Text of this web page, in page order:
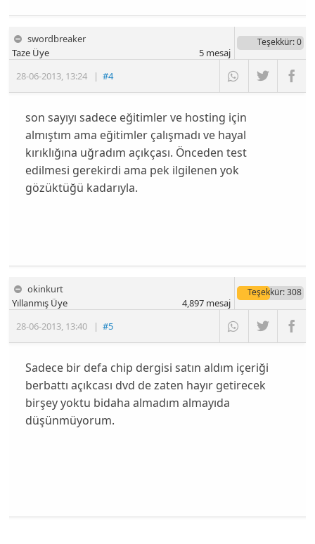
swordbreaker
28-06-2013, 13:24 |#4
Taze Üye
Teşekkür: 0
5mesaj
son sayıyı sadece eğitimler ve hosting için
almıştım ama eğitimler çalışmadı ve hayal
kırıklığına uğradım açıkçası. Önceden test
edilmesi gerekirdi ama pek ilgilenen yok
gözüktüğü kadarıyla.
okinkurt
28-06-2013, 13:40 |#5
Yıllanmış Üye
Teşekkür: 308
4,897mesaj
Sadece bir defa chip dergisi satın aldım içeriği
berbattı açıkcası dvd de zaten hayır getirecek
birşey yoktu bidaha almadım almayıda
düşünmüyorum.